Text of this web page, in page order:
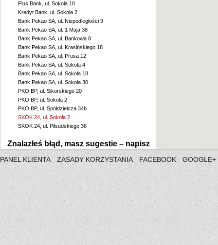
Plus Bank, ul. Sokola 10
Kredyt Bank, ul. Sokola 2
Bank Pekao SA, ul. Niepodległości 9
Bank Pekao SA, ul. 1 Maja 38
Bank Pekao SA, ul. Bankowa 8
Bank Pekao SA, ul. Krasińskiego 18
Bank Pekao SA, ul. Prusa 12
Bank Pekao SA, ul. Sokola 4
Bank Pekao SA, ul. Sokola 18
Bank Pekao SA, ul. Sokola 30
PKO BP, ul. Sikorskiego 20
PKO BP, ul. Sokola 2
PKO BP, ul. Spółdzielcza 34b
SKOK 24, ul. Sokola 2
SKOK 24, ul. Piłsudskiego 36
Znalazłeś błąd, masz sugestie – napisz
PANEL KLIENTA ZASADY KORZYSTANIA FACEBOOK GOOGLE+